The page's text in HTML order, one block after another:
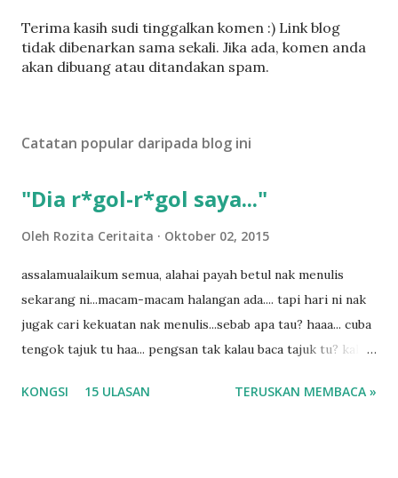
C
a
t
l
Terima kasih sudi tinggalkan komen :) Link blog
tidak dibenarkan sama sekali. Jika ada, komen anda
akan dibuang atau ditandakan spam.
Catatan popular daripada blog ini
"Dia r*gol-r*gol saya..."
Oleh Rozita Ceritaita Oktober 02, 2015
assalamualaikum semua, alahai payah betul nak menulis
sekarang ni...macam-macam halangan ada.... tapi hari ni nak
jugak cari kekuatan nak menulis...sebab apa tau? haaa... cuba
tengok tajuk tu haa... pengsan tak kalau baca tajuk tu? kalau
tau? yang sebut tu anak aku....diulangi ANAK AKU ....adoiiii
KONGSI 15 ULASAN TERUSKAN MEMBACA »